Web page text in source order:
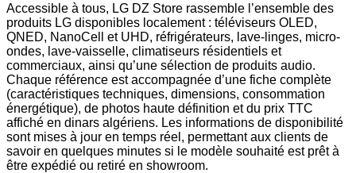
Accessible à tous, LG DZ Store rassemble l’ensemble des
produits LG disponibles localement : téléviseurs OLED,
QNED, NanoCell et UHD, réfrigérateurs, lave-linges, micro-
ondes, lave-vaisselle, climatiseurs résidentiels et
commerciaux, ainsi qu’une sélection de produits audio.
Chaque référence est accompagnée d’une fiche complète
(caractéristiques techniques, dimensions, consommation
énergétique), de photos haute définition et du prix TTC
affiché en dinars algériens. Les informations de disponibilité
sont mises à jour en temps réel, permettant aux clients de
savoir en quelques minutes si le modèle souhaité est prêt à
être expédié ou retiré en showroom.